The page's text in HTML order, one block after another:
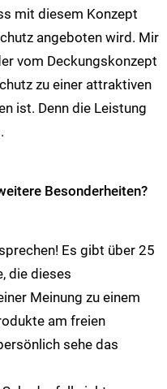
mit diesem Konzept
angeboten wird. Mir
vom Deckungskonzept
zu einer attraktiven
ist. Denn die Leistung
Besonderheiten?
Es gibt über 25
die dieses
Meinung zu einem
am freien
sehe das